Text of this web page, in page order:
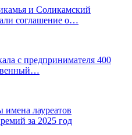
и Соликамский
соглашение о…
с предпринимателя 400
лауреатов
за 2025 год